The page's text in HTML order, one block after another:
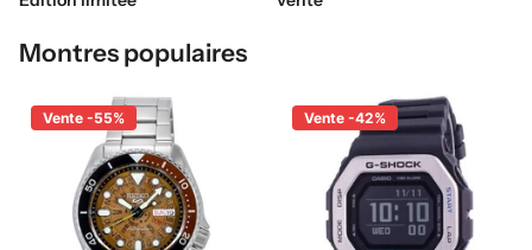
Montres populaires
Vente -55% Vente -42%